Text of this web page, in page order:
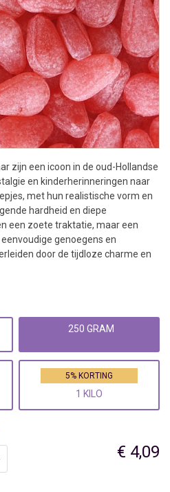
zijn een icoon in de oud-Hollandse
en kinderherinneringen naar
met hun realistische vorm en
hardheid en diepe
een zoete traktatie, maar een
genoegens en
door de tijdloze charme en
250 GRAM
5% KORTING
1 KILO
€ 4,09